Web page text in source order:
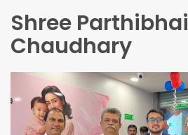
Shree Parthibhai
Chaudhary